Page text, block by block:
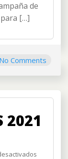
de
para […]
No Comments
2021